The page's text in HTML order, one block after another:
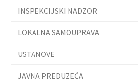
INSPEKCIJSKI NADZOR
LOKALNA SAMOUPRAVA
USTANOVE
JAVNA PREDUZEĆA